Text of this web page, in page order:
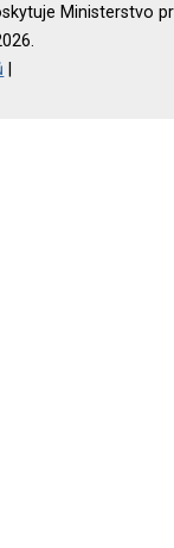
Ministerstvo